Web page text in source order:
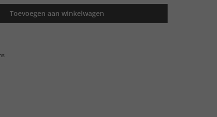
Toevoegen aan winkelwagen